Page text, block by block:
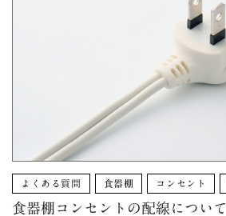
よくある質問 食器棚 コンセント
食器棚コンセントの配線について